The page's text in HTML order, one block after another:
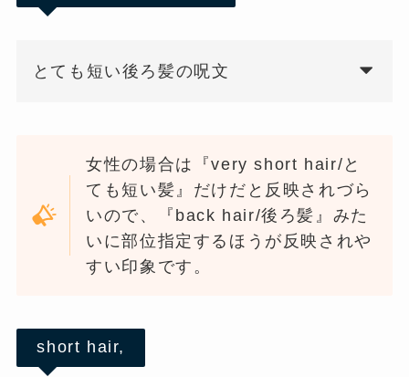
とても短い後ろ髪の呪文
女性の場合は『very short hair/と
ても短い髪』だけだと反映されづら
いので、『back hair/後ろ髪』みた
いに部位指定するほうが反映されや
すい印象です。
short hair,